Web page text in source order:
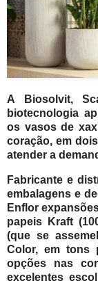
A Biosolvit,
biotecnologia
os vasos de
coração, em
atender a
Fabricante e
embalagens e
Enflor
papeis Kraft
(que se
Color, em tons
opções nas
excelentes